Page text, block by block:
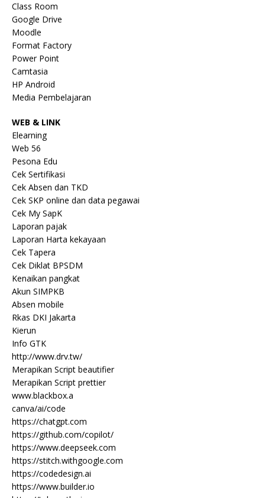
Class Room
Google Drive
Moodle
Format Factory
Power Point
Camtasia
HP Android
Media Pembelajaran
WEB & LINK
Elearning
Web 56
Pesona Edu
Cek Sertifikasi
Cek Absen dan TKD
Cek SKP online dan data pegawai
Cek My SapK
Laporan pajak
Laporan Harta kekayaan
Cek Tapera
Cek Diklat BPSDM
Kenaikan pangkat
Akun SIMPKB
Absen mobile
Rkas DKI Jakarta
Kierun
Info GTK
http://www.drv.tw/
Merapikan Script beautifier
Merapikan Script prettier
www.blackbox.a
canva/ai/code
https://chatgpt.com
https://github.com/copilot/
https://www.deepseek.com
https://stitch.withgoogle.com
https://codedesign.ai
https://www.builder.io